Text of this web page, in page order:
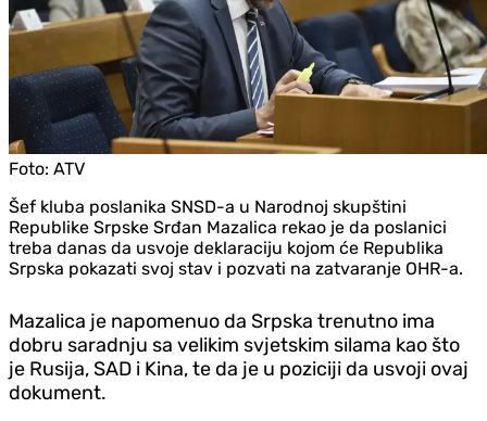
Foto: ATV
Šef kluba poslanika SNSD-a u Narodnoj skupštini
Republike Srpske Srđan Mazalica rekao je da poslanici
treba danas da usvoje deklaraciju kojom će Republika
Srpska pokazati svoj stav i pozvati na zatvaranje OHR-a.
Mazalica je napomenuo da Srpska trenutno ima
dobru saradnju sa velikim svjetskim silama kao što
je Rusija, SAD i Kina, te da je u poziciji da usvoji ovaj
dokument.